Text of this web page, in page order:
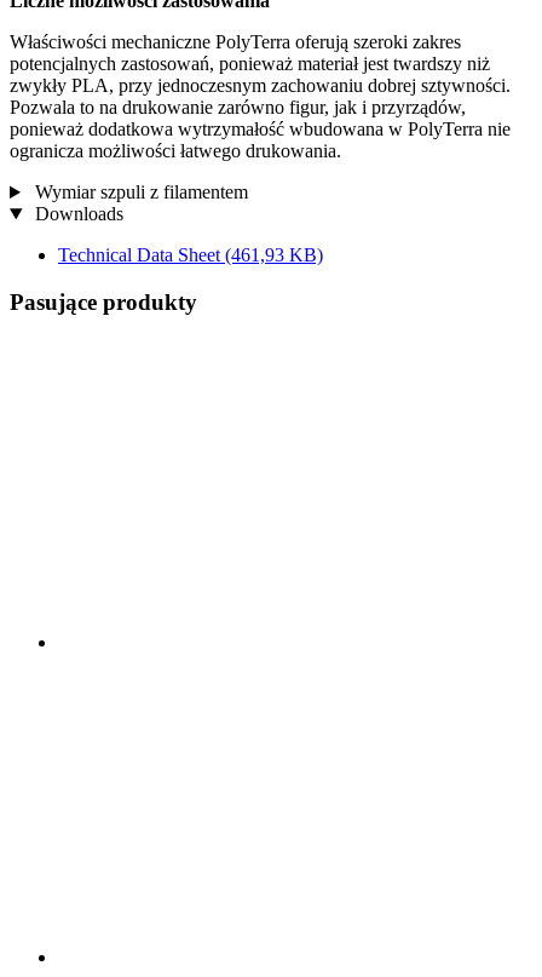
Właściwości mechaniczne PolyTerra oferują szeroki zakres
potencjalnych zastosowań, ponieważ materiał jest twardszy niż
zwykły PLA, przy jednoczesnym zachowaniu dobrej sztywności.
Pozwala to na drukowanie zarówno figur, jak i przyrządów,
ponieważ dodatkowa wytrzymałość wbudowana w PolyTerra nie
ogranicza możliwości łatwego drukowania.
Wymiar szpuli z filamentem
Downloads
Technical Data Sheet (461,93 KB)
Pasujące produkty